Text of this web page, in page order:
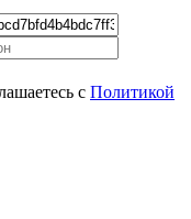
с Политикой